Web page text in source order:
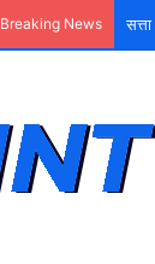
Breaking News युवा